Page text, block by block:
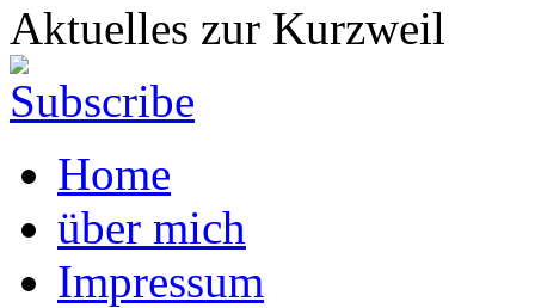
Aktuelles zur Kurzweil
Home
über mich
Impressum